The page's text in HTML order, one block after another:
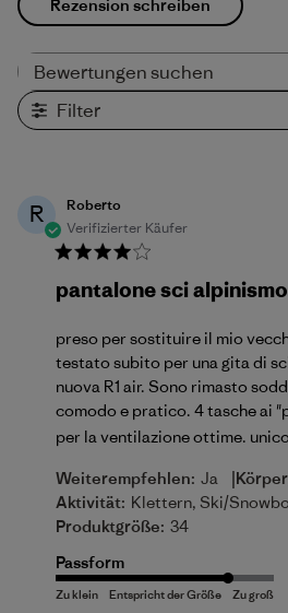
Rezension schreiben
Filter
R
Roberto
Verifizierter Käufer
pantalone sci alpinismo
preso per sostituire il mio
testato subito per una gita di
nuova R1 air. Sono rimasto
comodo e pratico. 4 tasche ai
per la ventilazione ottime.
Weiterempfehlen: Ja |
Aktivität: Klettern, Ski/
Produktgröße: 34
Passform